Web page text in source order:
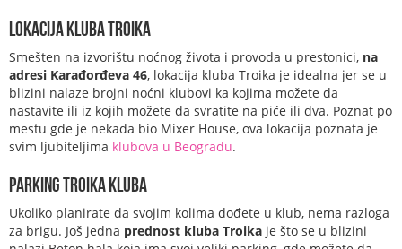
Lokacija kluba Troika
Smešten na izvorištu noćnog života i provoda u prestonici, na
adresi Karađorđeva 46, lokacija kluba Troika je idealna jer se u
blizini nalaze brojni noćni klubovi ka kojima možete da
nastavite ili iz kojih možete da svratite na piće ili dva. Poznat po
mestu gde je nekada bio Mixer House, ova lokacija poznata je
svim ljubiteljima klubova u Beogradu.
Parking Troika kluba
Ukoliko planirate da svojim kolima dođete u klub, nema razloga
za brigu. Još jedna prednost kluba Troika je što se u blizini